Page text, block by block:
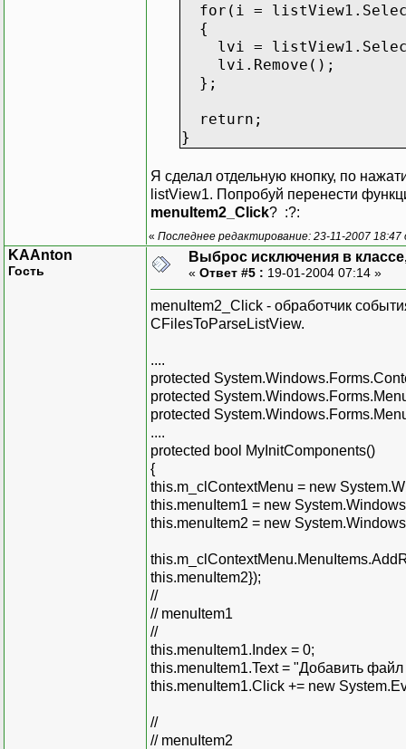
for(i =
{
lvi =
lvi.Remove();
};
return;
}
Я сделал отдельную кнопку, по
listView1. Попробуй перенести
menuItem2_Click? :?:
« Последнее редактирование: 23-11-2007 18:47
KAAnton
Гость
Выброс исключения в
« Ответ #5 : 19-01-2004 07:14 »
menuItem2_Click - обработчик
CFilesToParseListView.
....
protected
protected
protected
....
protected bool MyInitComponents()
{
this.m_clContextMenu = new
this.menuItem1 = new
this.menuItem2 = new
this.menuItem2});
//
// menuItem1
//
this.menuItem1.Index = 0;
this.menuItem1.Text = "Добавить файл
this.menuItem1.Click += new
//
// menuItem2